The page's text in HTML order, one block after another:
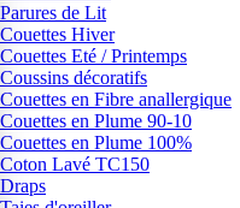
Parures de Lit
Couettes Hiver
Couettes Eté / Printemps
Coussins décoratifs
Couettes en Fibre anallergique
Couettes en Plume 90-10
Couettes en Plume 100%
Coton Lavé TC150
Draps